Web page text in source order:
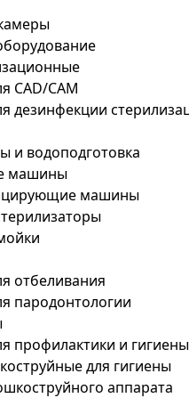
CAD/CAM
дезинфекции
и водоподготовка
машины
машины
отбеливания
пародонтологии
профилактики и гигиены
для гигиены
аппарата